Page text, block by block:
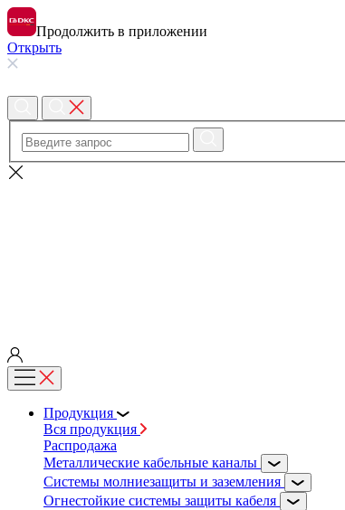
Продолжить в приложении
Открыть
Продукция
Вся продукция
Распродажа
Металлические кабельные каналы
Системы молниезащиты и заземления
Огнестойкие системы защиты кабеля